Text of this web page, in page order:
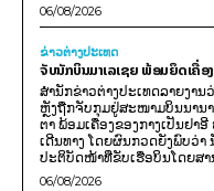
06/08/2026
ຂ່າວຕ່າງປະເທດ
ຈັບນັກບິນມາເລເຊຍ ພ້ອມຍຶດເຄື່ອງ
ສຳນັກຂ່າວຕ່າງປະເທດລາຍງາ
ຫຼັງຖືກຈັບກຸມຢູ່ສະໜາມບິນນານ
ຕາ ພ້ອມເຄື່ອງຂອງກາງເປັນຢາ
ເດີນທາງ ໂດຍຜົນກວດຍັງພົບວ່າ
ປະຕິບັດໜ້າທີ່ຂັບເຮືອບິນໂດຍສາ
06/08/2026